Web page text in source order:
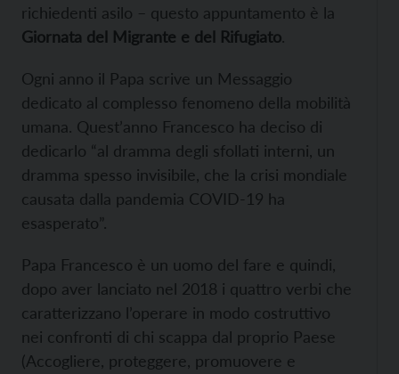
richiedenti asilo – questo appuntamento è la
Giornata del Migrante e del Rifugiato.
Ogni anno il Papa scrive un Messaggio
dedicato al complesso fenomeno della mobilità
umana. Quest’anno Francesco ha deciso di
dedicarlo “al dramma degli sfollati interni, un
dramma spesso invisibile, che la crisi mondiale
causata dalla pandemia COVID-19 ha
esasperato”.
Papa Francesco è un uomo del fare e quindi,
dopo aver lanciato nel 2018 i quattro verbi che
caratterizzano l’operare in modo costruttivo
nei confronti di chi scappa dal proprio Paese
(Accogliere, proteggere, promuovere e